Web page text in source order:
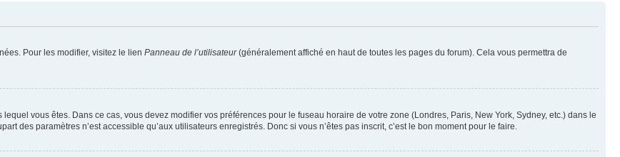
Pour les modifier, visitez le lien Panneau de l’utilisateur(généralement affiché en haut de toutes les pages du forum). Cela vous permettra de
vous êtes. Dans ce cas, vous devez modifier vos préférences pour le fuseau horaire de votre zone (Londres, Paris, New York, Sydney, etc.) dans le
des paramètres n’est accessible qu’aux utilisateurs enregistrés. Donc si vous n’êtes pas inscrit, c’est le bon moment pour le faire.